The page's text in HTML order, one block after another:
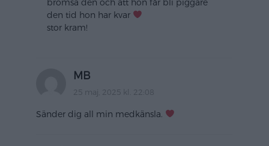
bromsa den och att hon får bli piggare
den tid hon har kvar
stor kram!
MB
25 maj, 2025 kl. 22:08
Sänder dig all min medkänsla.